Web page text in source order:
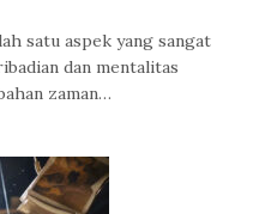
satu aspek yang sangat
dan mentalitas
zaman…